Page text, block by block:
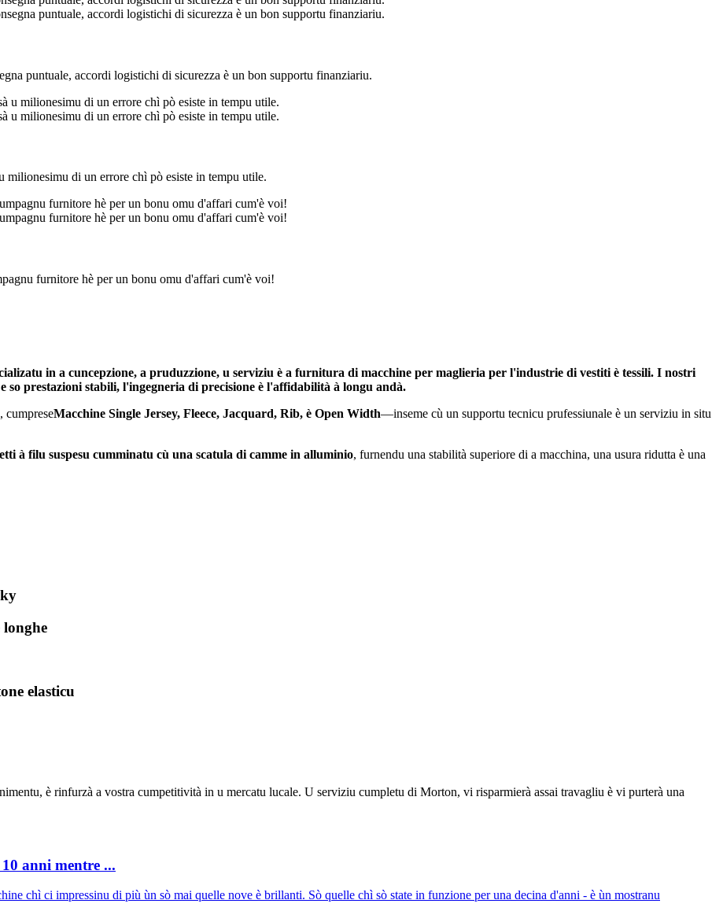
puntuale, accordi logistichi di sicurezza è un bon supportu finanziariu.
milionesimu di un errore chì pò esiste in tempu utile.
furnitore hè per un bonu omu d'affari cum'è voi!
in a cuncepzione, a pruduzzione, u serviziu è a furnitura di macchine per maglieria per l'industrie di vestiti è tessili. I nostri
prestazioni stabili, l'ingegneria di precisione è l'affidabilità à longu andà.
cumpreseMacchine Single Jersey, Fleece, Jacquard, Rib, è Open Width—inseme cù un supportu tecnicu prufessiunale è un serviziu in situ
à filu suspesu cumminatu cù una scatula di camme in alluminio, furnendu una stabilità superiore di a macchina, una usura ridutta è una
longhe
elasticu
è rinfurzà a vostra cumpetitività in u mercatu lucale. U serviziu cumpletu di Morton, vi risparmierà assai travagliu è vi purterà una
anni mentre ...
chì ci impressinu di più ùn sò mai quelle nove è brillanti. Sò quelle chì sò state in funzione per una decina d'anni - è ùn mostranu